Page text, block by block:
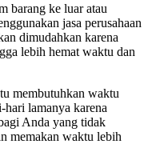
barang ke luar atau
jasa perusahaan
dimudahkan karena
lebih hemat waktu dan
membutuhkan waktu
hari lamanya karena
Anda yang tidak
memakan waktu lebih